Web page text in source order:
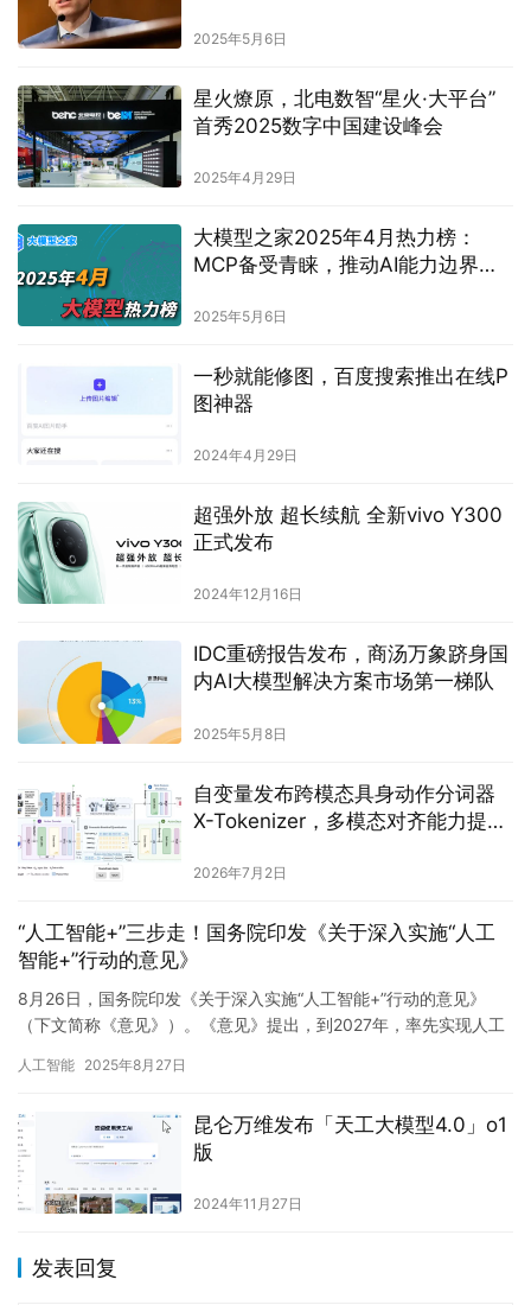
2025年5月6日
星火燎原，北电数智“星火·大平台”
首秀2025数字中国建设峰会
2025年4月29日
大模型之家2025年4月热力榜：
MCP备受青睐，推动AI能力边界扩
2025年5月6日
一秒就能修图，百度搜索推出在线P
图神器
2024年4月29日
超强外放 超长续航 全新vivo Y300
正式发布
2024年12月16日
IDC重磅报告发布，商汤万象跻身国
内AI大模型解决方案市场第一梯队
2025年5月8日
自变量发布跨模态具身动作分词器
X-Tokenizer，多模态对齐能力提升
2026年7月2日
“人工智能+”三步走！国务院印发《关于深入实施“人工
智能+”行动的意见》
8月26日，国务院印发《关于深入实施“人工智能+”行动的意见》
（下文简称《意见》）。《意见》提出，到2027年，率先实现人工
人工智能 2025年8月27日
昆仑万维发布「天工大模型4.0」o1
版
2024年11月27日
发表回复